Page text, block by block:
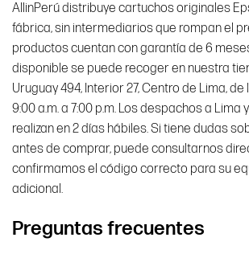
AllinPerú distribuye cartuchos originales
fábrica, sin intermediarios que rompan el
productos cuentan con garantía de 6
disponible se puede recoger en nuestra
Uruguay 494, Interior 27, Centro de Lima,
9:00 a.m. a 7:00 p.m. Los despachos a Lima
realizan en 2 días hábiles. Si tiene dudas
antes de comprar, puede consultarnos
confirmamos el código correcto para su
adicional.
Preguntas frecuentes